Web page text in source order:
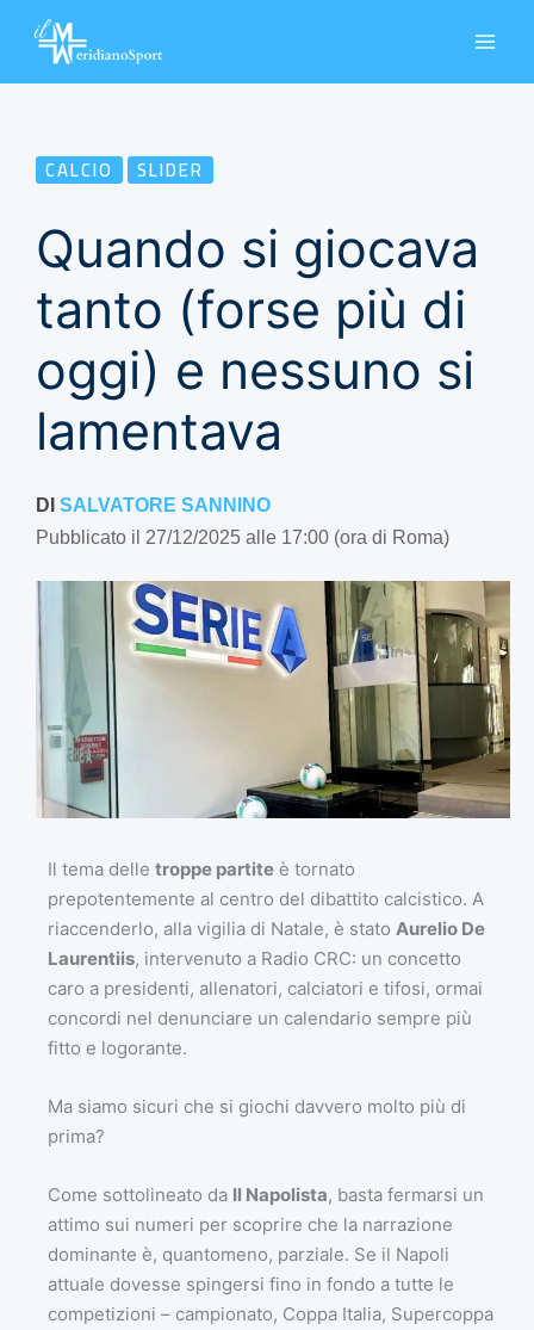
CALCIO SLIDER
Quando si giocava
tanto (forse più di
oggi) e nessuno si
lamentava
DI SALVATORE SANNINO
Pubblicato il 27/12/2025 alle 17:00 (ora di Roma)
Il tema delle troppe partite è tornato
prepotentemente al centro del dibattito calcistico. A
riaccenderlo, alla vigilia di Natale, è stato Aurelio De
Laurentiis, intervenuto a Radio CRC: un concetto
caro a presidenti, allenatori, calciatori e tifosi, ormai
concordi nel denunciare un calendario sempre più
fitto e logorante.
Ma siamo sicuri che si giochi davvero molto più di
prima?
Come sottolineato da Il Napolista, basta fermarsi un
attimo sui numeri per scoprire che la narrazione
dominante è, quantomeno, parziale. Se il Napoli
attuale dovesse spingersi fino in fondo a tutte le
competizioni – campionato, Coppa Italia, Supercoppa